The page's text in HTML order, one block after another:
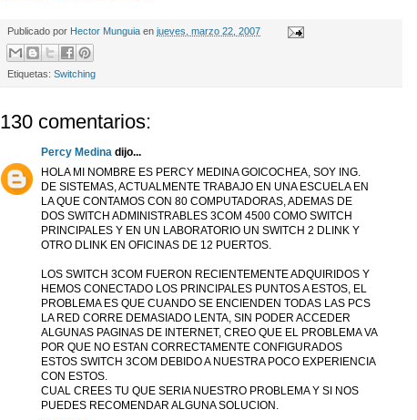
Publicado por Hector Munguia en jueves, marzo 22, 2007
Etiquetas: Switching
130 comentarios:
Percy Medina dijo...
HOLA MI NOMBRE ES PERCY MEDINA GOICOCHEA, SOY ING.
DE SISTEMAS, ACTUALMENTE TRABAJO EN UNA ESCUELA EN
LA QUE CONTAMOS CON 80 COMPUTADORAS, ADEMAS DE
DOS SWITCH ADMINISTRABLES 3COM 4500 COMO SWITCH
PRINCIPALES Y EN UN LABORATORIO UN SWITCH 2 DLINK Y
OTRO DLINK EN OFICINAS DE 12 PUERTOS.
LOS SWITCH 3COM FUERON RECIENTEMENTE ADQUIRIDOS Y
HEMOS CONECTADO LOS PRINCIPALES PUNTOS A ESTOS, EL
PROBLEMA ES QUE CUANDO SE ENCIENDEN TODAS LAS PCS
LA RED CORRE DEMASIADO LENTA, SIN PODER ACCEDER
ALGUNAS PAGINAS DE INTERNET, CREO QUE EL PROBLEMA VA
POR QUE NO ESTAN CORRECTAMENTE CONFIGURADOS
ESTOS SWITCH 3COM DEBIDO A NUESTRA POCO EXPERIENCIA
CON ESTOS.
CUAL CREES TU QUE SERIA NUESTRO PROBLEMA Y SI NOS
PUEDES RECOMENDAR ALGUNA SOLUCION.